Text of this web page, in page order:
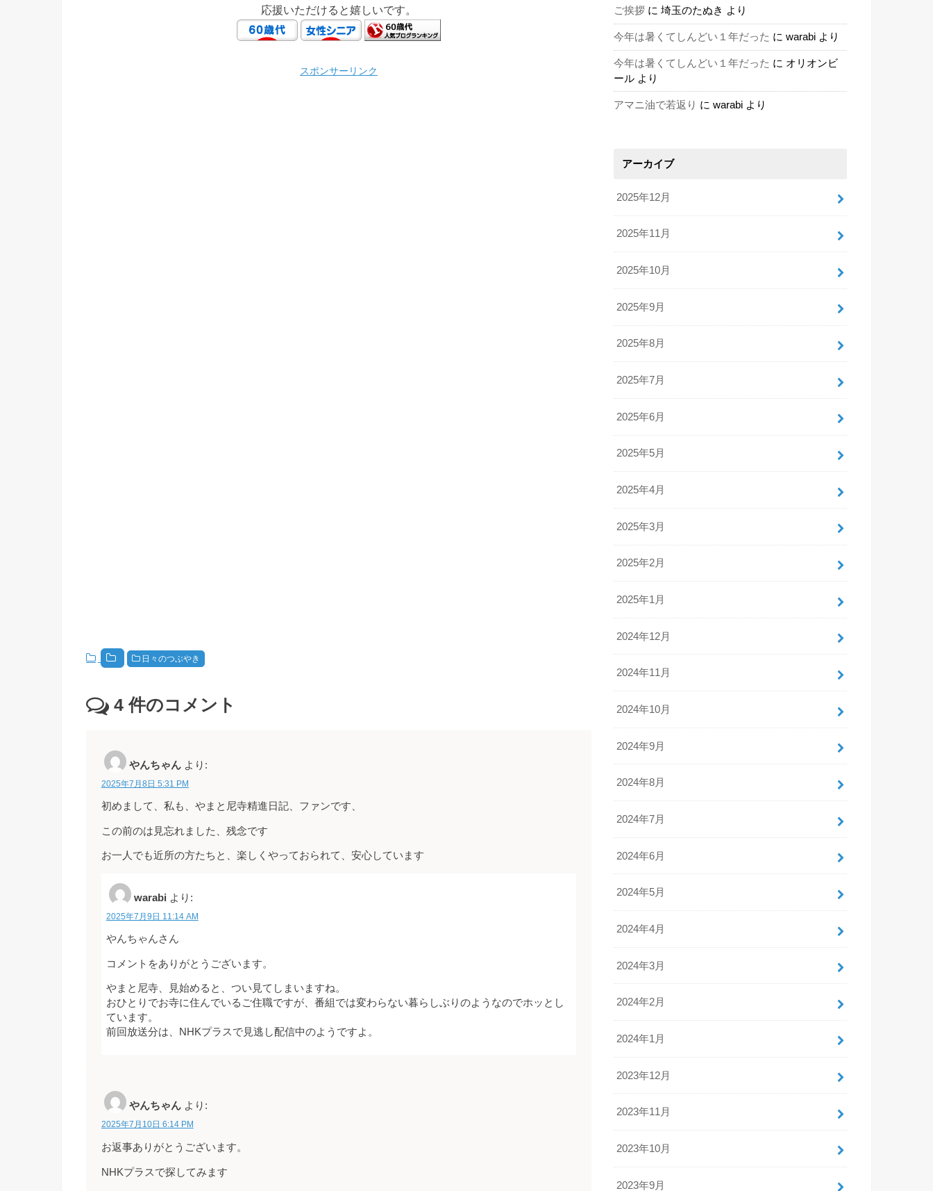
応援いただけると嬉しいです。
スポンサーリンク
日々のつぶやき
4 件のコメント
やんちゃん より:
2025年7月8日 5:31 PM
初めまして、私も、やまと尼寺精進日記、ファンです、
この前のは見忘れました、残念です
お一人でも近所の方たちと、楽しくやっておられて、安心しています
warabi より:
2025年7月9日 11:14 AM
やんちゃんさん
コメントをありがとうございます。
やまと尼寺、見始めると、つい見てしまいますね。
おひとりでお寺に住んでいるご住職ですが、番組では変わらない暮らしぶりのようなのでホッとし
ています。
前回放送分は、NHKプラスで見逃し配信中のようですよ。
やんちゃん より:
2025年7月10日 6:14 PM
お返事ありがとうございます。
NHKプラスで探してみます
ご挨拶 に 埼玉のたぬき より
今年は暑くてしんどい１年だった に warabi より
今年は暑くてしんどい１年だった に オリオンビ
ール より
アマニ油で若返り に warabi より
アーカイブ
2025年12月
2025年11月
2025年10月
2025年9月
2025年8月
2025年7月
2025年6月
2025年5月
2025年4月
2025年3月
2025年2月
2025年1月
2024年12月
2024年11月
2024年10月
2024年9月
2024年8月
2024年7月
2024年6月
2024年5月
2024年4月
2024年3月
2024年2月
2024年1月
2023年12月
2023年11月
2023年10月
2023年9月